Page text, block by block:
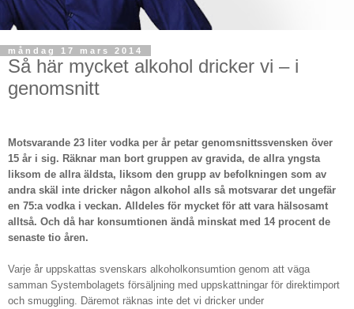
måndag 17 mars 2014
Så här mycket alkohol dricker vi – i
genomsnitt
Motsvarande 23 liter vodka per år petar genomsnittssvensken över
15 år i sig. Räknar man bort gruppen av gravida, de allra yngsta
liksom de allra äldsta, liksom den grupp av befolkningen som av
andra skäl inte dricker någon alkohol alls så motsvarar det ungefär
en 75:a vodka i veckan. Alldeles för mycket för att vara hälsosamt
alltså. Och då har konsumtionen ändå minskat med 14 procent de
senaste tio åren.
Varje år uppskattas svenskars alkoholkonsumtion genom att väga
samman Systembolagets försäljning med uppskattningar för direktimport
och smuggling. Däremot räknas inte det vi dricker under